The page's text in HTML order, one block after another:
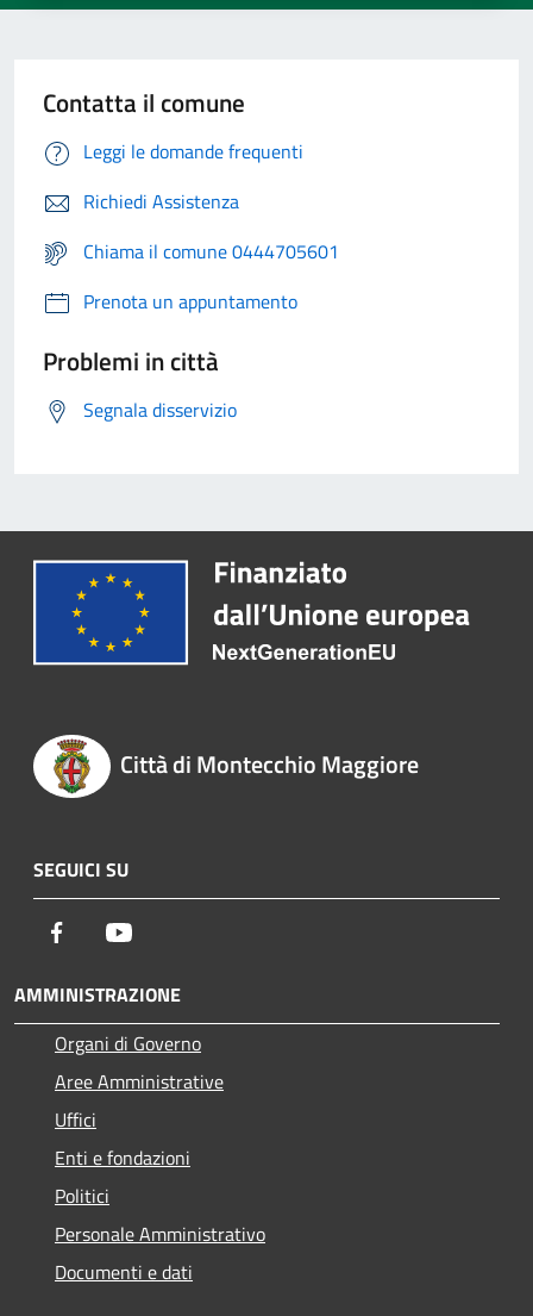
Contatta il comune
Leggi le domande frequenti
Richiedi Assistenza
Chiama il comune 0444705601
Prenota un appuntamento
Problemi in città
Segnala disservizio
Città di Montecchio Maggiore
SEGUICI SU
Facebook
AMMINISTRAZIONE
Organi di Governo
Aree Amministrative
Uffici
Enti e fondazioni
Politici
Personale Amministrativo
Documenti e dati